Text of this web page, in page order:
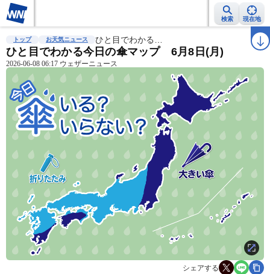
検索 現在地
雨雲レーダー 台風情報 地震情報 ラ
トップ お天気ニュース ひと目でわかる…
ひと目でわかる今日の傘マップ 6月8日(月)
2026-06-08 06:17 ウェザーニュース
シェアする